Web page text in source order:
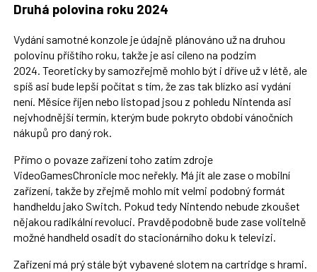
Druhá polovina roku 2024
Vydání samotné konzole je údajně plánováno už na druhou
polovinu příštího roku, takže je asi cíleno na podzim
2024. Teoreticky by samozřejmě mohlo být i dříve už v létě, ale
spíš asi bude lepší počítat s tím, že zas tak blízko asi vydání
není. Měsíce říjen nebo listopad jsou z pohledu Nintenda asi
nejvhodnější termín, kterým bude pokryto období vánočních
nákupů pro daný rok.
Přímo o povaze zařízení toho zatím zdroje
VideoGamesChronicle moc neřekly. Má jít ale zase o mobilní
zařízení, takže by zřejmě mohlo mít velmi podobný formát
handheldu jako Switch. Pokud tedy Nintendo nebude zkoušet
nějakou radikální revoluci. Pravděpodobně bude zase volitelně
možné handheld osadit do stacionárního doku k televizi.
Zařízení má prý stále být vybavené slotem na cartridge s hrami.